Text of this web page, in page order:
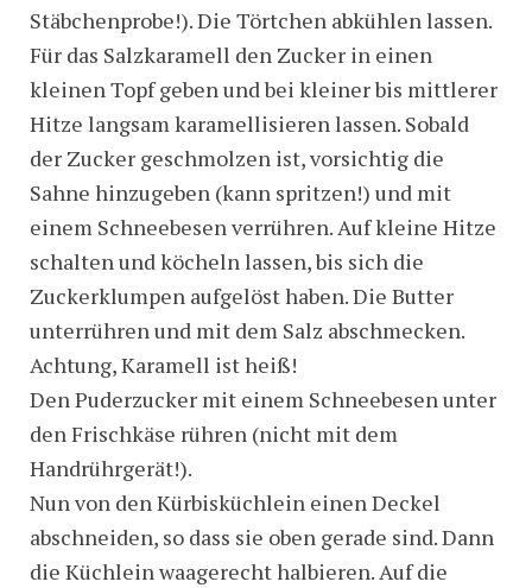
Stäbchenprobe!). Die Törtchen abkühlen lassen.
Für das Salzkaramell den Zucker in einen
kleinen Topf geben und bei kleiner bis mittlerer
Hitze langsam karamellisieren lassen. Sobald
der Zucker geschmolzen ist, vorsichtig die
Sahne hinzugeben (kann spritzen!) und mit
einem Schneebesen verrühren. Auf kleine Hitze
schalten und köcheln lassen, bis sich die
Zuckerklumpen aufgelöst haben. Die Butter
unterrühren und mit dem Salz abschmecken.
Achtung, Karamell ist heiß!
Den Puderzucker mit einem Schneebesen unter
den Frischkäse rühren (nicht mit dem
Handrührgerät!).
Nun von den Kürbisküchlein einen Deckel
abschneiden, so dass sie oben gerade sind. Dann
die Küchlein waagerecht halbieren. Auf die